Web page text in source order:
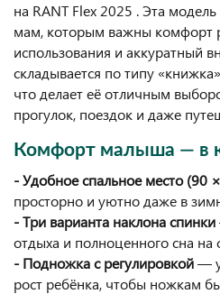
на RANT Flex 2025 . Эта
мам, которым важны комфорт
использования и аккуратный
складывается по типу
что делает её отличным
прогулок, поездок и даже
Комфорт малыша — в
- Удобное спальное место (90
просторно и уютно даже в
- Три варианта наклона спинки
отдыха и полноценного сна на
- Подножка с регулировкой—
рост ребёнка, чтобы ножкам